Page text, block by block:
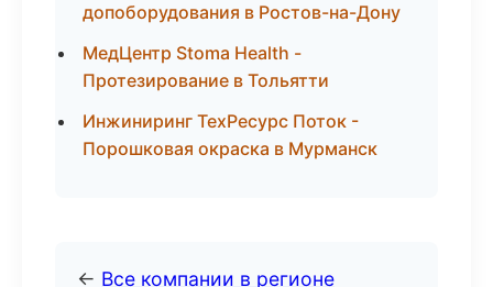
допоборудования в Ростов-на-Дону
МедЦентр Stoma Health -
Протезирование в Тольятти
Инжиниринг ТехРесурс Поток -
Порошковая окраска в Мурманск
← Все компании в регионе